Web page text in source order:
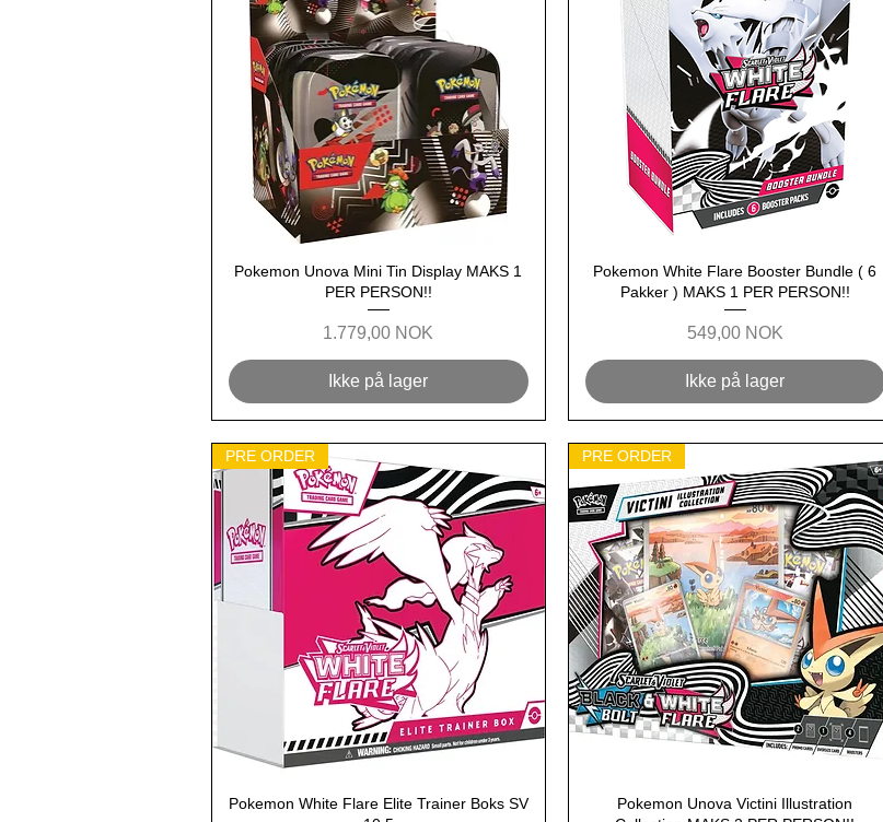
Hurtigvisning
Pokemon Unova Mini Tin Display MAKS 1
PER PERSON!!
Pris
1.779,00 NOK
Ikke på lager
Hurtigvisning
Pokemon White Flare Booster Bundle ( 6
Pakker ) MAKS 1 PER PERSON!!
Pris
549,00 NOK
Ikke på lager
Hurtigvisning
PRE ORDER
Pokemon White Flare Elite Trainer Boks SV
Hurtigvisning
PRE ORDER
Pokemon Unova Victini Illustration